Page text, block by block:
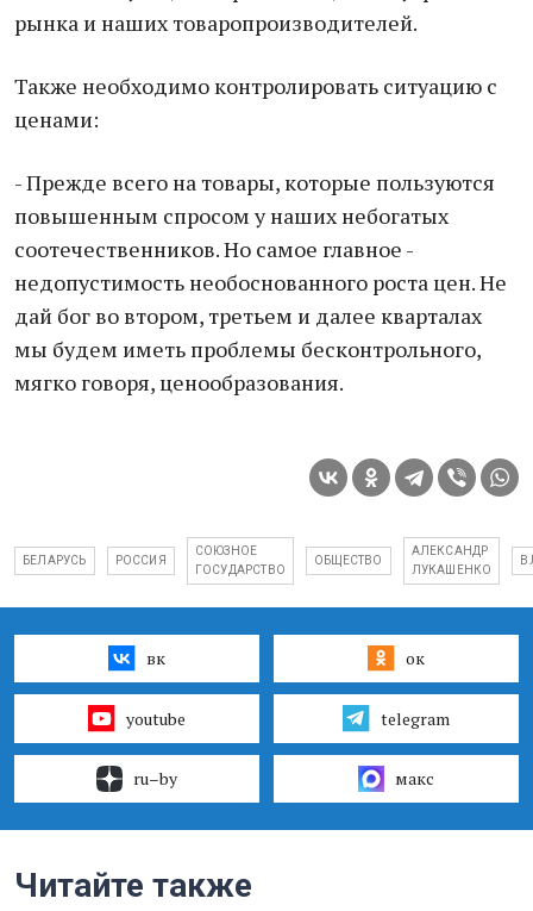
рынка и наших товаропроизводителей.
Также необходимо контролировать ситуацию с
ценами:
- Прежде всего на товары, которые пользуются
повышенным спросом у наших небогатых
соотечественников. Но самое главное -
недопустимость необоснованного роста цен. Не
дай бог во втором, третьем и далее кварталах
мы будем иметь проблемы бесконтрольного,
мягко говоря, ценообразования.
БЕЛАРУСЬ РОССИЯ
СОЮЗНОЕ
ГОСУДАРСТВО
ОБЩЕСТВО
АЛЕКСАНДР
ЛУКАШЕНКО
вк ок
youtube telegram
ru–by макс
Читайте также